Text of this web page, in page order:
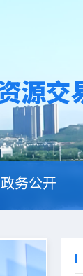
政务公开